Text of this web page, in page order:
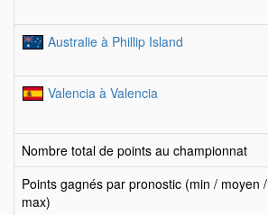
Australie à Phillip Island
Valencia à Valencia
Nombre total de points au championnat
Points gagnés par pronostic (min / moyen /
max)